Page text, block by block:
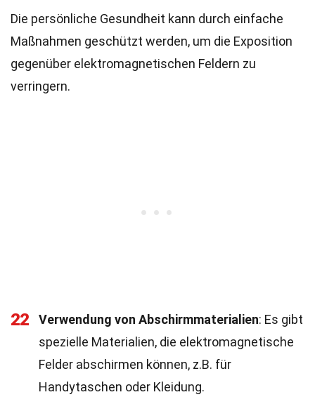
Die persönliche Gesundheit kann durch einfache
Maßnahmen geschützt werden, um die Exposition
gegenüber elektromagnetischen Feldern zu
verringern.
22 Verwendung von Abschirmmaterialien: Es gibt
spezielle Materialien, die elektromagnetische
Felder abschirmen können, z.B. für
Handytaschen oder Kleidung.